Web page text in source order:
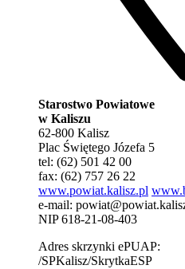
Starostwo Powiatowe
w Kaliszu
62-800 Kalisz
Plac Świętego Józefa 5
tel: (62) 501 42 00
fax: (62) 757 26 22
www.powiat.kalisz.pl
e-mail:
NIP 618-21-08-403
Adres skrzynki ePUAP:
/SPKalisz/SkrytkaESP